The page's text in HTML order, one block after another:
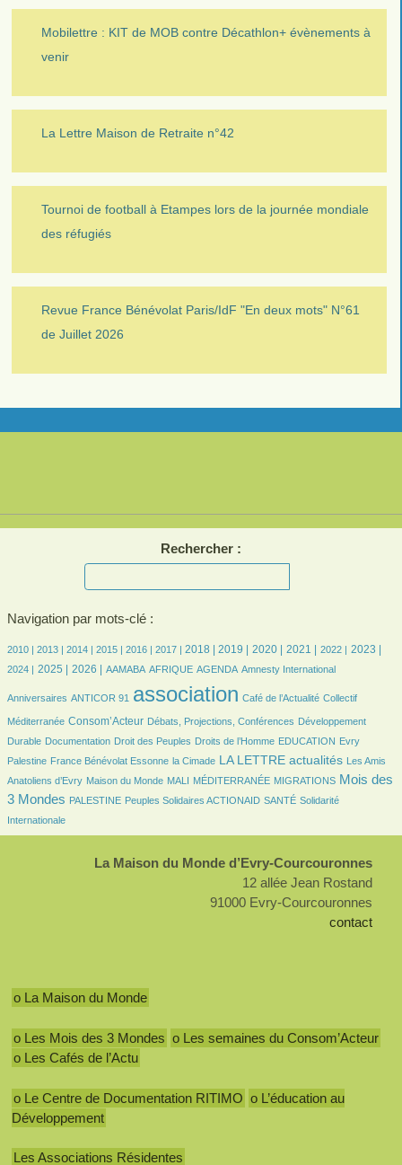
Mobilettre : KIT de MOB contre Décathlon+ évènements à
venir
La Lettre Maison de Retraite n°42
Tournoi de football à Etampes lors de la journée mondiale
des réfugiés
Revue France Bénévolat Paris/IdF "En deux mots" N°61
de Juillet 2026
Rechercher :
Navigation par mots-clé :
6/2747
2010 |
7/27472013 |
210/2747 2014 |
381/2747 2015 |
448/2747 2016 |
491/2747 2017 |
779/2747 2018 |
740/2747 2019 |
608/2747 2020 |
654/2747 2021 |
580/2747 2022 |
636/2747 2023 |
529/2747
2024 |
665/2747
2025 |
841/2747 2026 |
114/2747 AAMABA
235/2747 AFRIQUE
531/2747 AGENDA
9/2747 Amnesty International
57/2747
Anniversaires ANTICOR 91 association Café de l’Actualité Collectif
Méditerranée
833/2747 Consom’Acteur
217/2747 Débats, Projections, Conférences
188/2747
Développement
Durable
72/2747Documentation
41/2747 Droit des Peuples
197/2747 Droits de l’Homme
41/2747 EDUCATION
9/2747
Evry
Palestine
173/2747France Bénévolat Essonne
45/2747 la Cimade
1128/2747 LA LETTRE actualités
38/2747
Les Amis
Anatoliens d’Evry
98/2747 Maison du Monde
19/2747 MALI
7/2747 MÉDITERRANÉE
146/2747 MIGRATIONS
1276/2747
Mois des
3 Mondes
141/2747 PALESTINE
149/2747 Peuples Solidaires ACTIONAID
149/2747 SANTÉ
295/2747
Solidarité
Internationale
La Maison du Monde d’Evry-Courcouronnes
12 allée Jean Rostand
91000 Evry-Courcouronnes
contact
o La Maison du Monde
o Les Mois des 3 Mondes o Les semaines du Consom’Acteur
o Les Cafés de l’Actu
o Le Centre de Documentation RITIMO o L’éducation au
Développement
Les Associations Résidentes